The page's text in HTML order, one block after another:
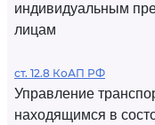
индивидуальным
лицам
ст. 12.8 КоАП РФ
Управление
находящимся в